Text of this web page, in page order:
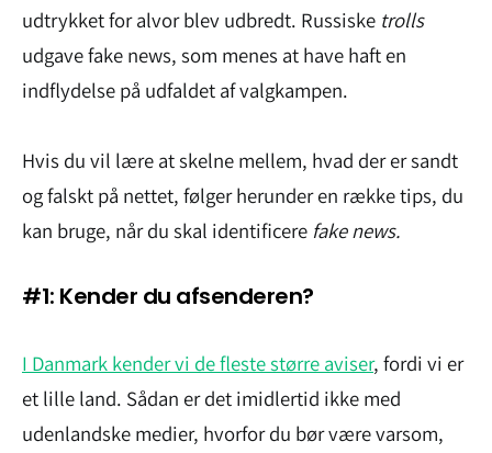
udtrykket for alvor blev udbredt. Russiske trolls
udgave fake news, som menes at have haft en
indflydelse på udfaldet af valgkampen.
Hvis du vil lære at skelne mellem, hvad der er sandt
og falskt på nettet, følger herunder en række tips, du
kan bruge, når du skal identificere fake news.
#1: Kender du afsenderen?
I Danmark kender vi de fleste større aviser, fordi vi er
et lille land. Sådan er det imidlertid ikke med
udenlandske medier, hvorfor du bør være varsom,